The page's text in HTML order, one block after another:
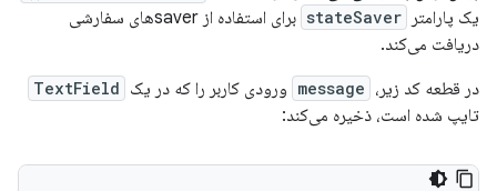
یک پارامتر stateSaver
برای استفاده از saverهای سفارشی
دریافت می‌کند.
در قطعه کد زیر، message ورودی کاربر را که در یک TextField
تایپ شده است، ذخیره می‌کند: